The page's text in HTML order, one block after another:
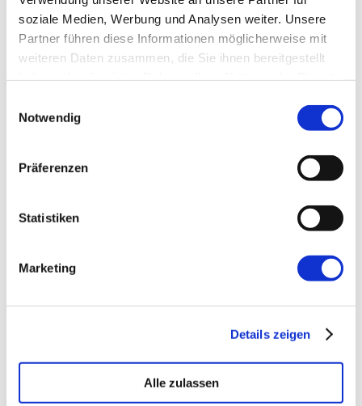
soziale Medien, Werbung und Analysen weiter. Unsere
Partner führen diese Informationen möglicherweise mit
weiteren Daten zusammen, die Sie ihnen bereitgestellt
Notwendig
Präferenzen
Statistiken
Marketing
Details zeigen
Alle zulassen
E-Mail-Adresse*